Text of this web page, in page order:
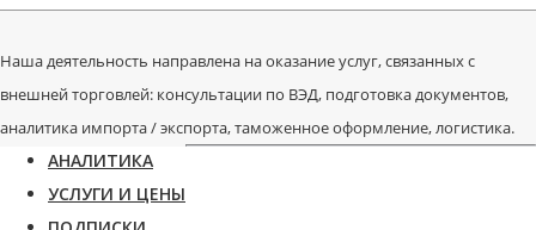
Наша деятельность направлена на оказание услуг, связанных с
внешней торговлей: консультации по ВЭД, подготовка документов,
аналитика импорта / экспорта, таможенное оформление, логистика.
АНАЛИТИКА
УСЛУГИ И ЦЕНЫ